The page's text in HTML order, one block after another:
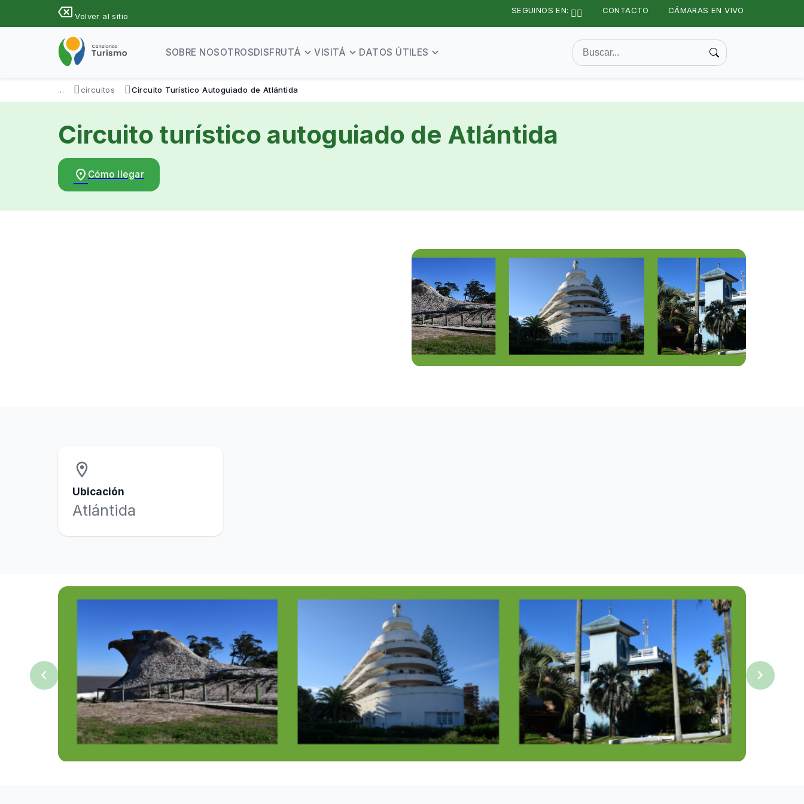
contenido
backspace Volver al sitio
SEGUINOS EN: CONTACTO CÁMARAS EN VIVO
SOBRE NOSOTROSDISFRUTÁ VISITÁ DATOS ÚTILES
... circuitos Circuito Turístico Autoguiado de Atlántida
Circuito turístico autoguiado de Atlántida
place Cómo llegar
location_on
Ubicación
Atlántida